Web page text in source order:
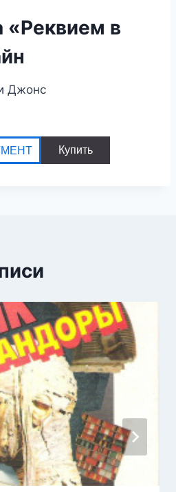
«Реквием в
Джонс